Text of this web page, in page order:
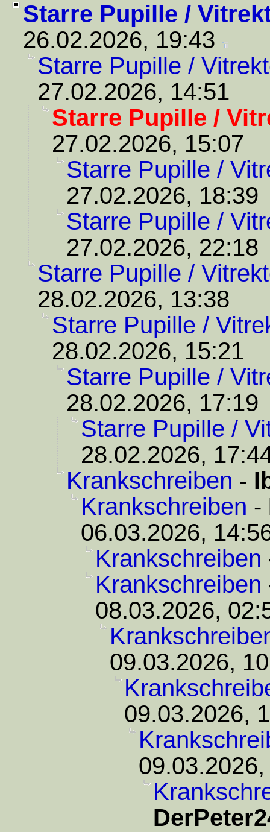
Starre Pupille /
26.02.2026, 19:43
Starre Pupille /
27.02.2026, 14:51
Starre Pupille /
27.02.2026, 15:07
Starre Pupille /
27.02.2026, 18:39
Starre Pupille /
27.02.2026, 22:18
Starre Pupille /
28.02.2026, 13:38
Starre Pupille /
28.02.2026, 15:21
Starre Pupille /
28.02.2026, 17:19
Starre Pupille /
28.02.2026,
Krankschreiben -
Krankschreiben -
06.03.2026,
Krankschreiben
Krankschreiben
08.03.2026,
09.03.2026,
09.03.2026,
09.03.2026,